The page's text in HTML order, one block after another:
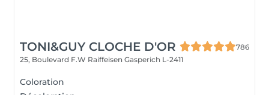
TONI&GUY CLOCHE D'OR
786
25, Boulevard F.W Raiffeisen Gasperich L-2411
Coloration